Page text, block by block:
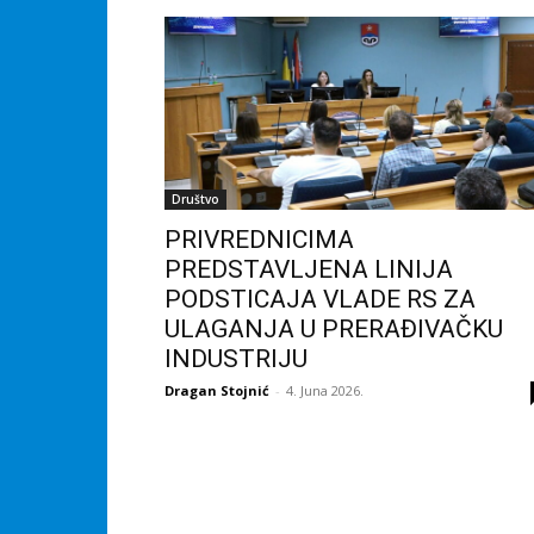
Društvo
PRIVREDNICIMA
PREDSTAVLJENA LINIJA
PODSTICAJA VLADE RS ZA
ULAGANJA U PRERAĐIVAČKU
INDUSTRIJU
Dragan Stojnić - 4. Juna 2026.